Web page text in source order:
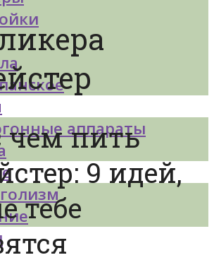
аппараты
чем пить
9 идей,
тебе